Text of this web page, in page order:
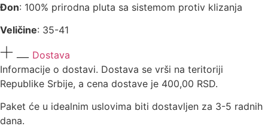
Đon: 100% prirodna pluta sa sistemom protiv klizanja
Veličine: 35-41
Dostava
Informacije o dostavi. Dostava se vrši na teritoriji
Republike Srbije, a cena dostave je 400,00 RSD.
Paket će u idealnim uslovima biti dostavljen za 3-5 radnih
dana.